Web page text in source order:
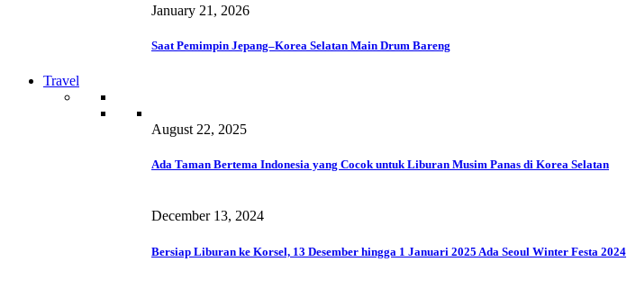
January 21, 2026
Saat Pemimpin Jepang–Korea Selatan Main Drum Bareng
Travel
August 22, 2025
Ada Taman Bertema Indonesia yang Cocok untuk Liburan Musim Panas di Korea Selatan
December 13, 2024
Bersiap Liburan ke Korsel, 13 Desember hingga 1 Januari 2025 Ada Seoul Winter Festa 2024